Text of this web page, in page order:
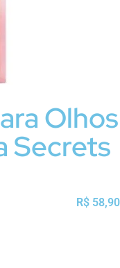
Olhos
Secrets
R$ 58,90